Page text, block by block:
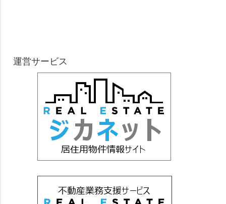
運営サービス